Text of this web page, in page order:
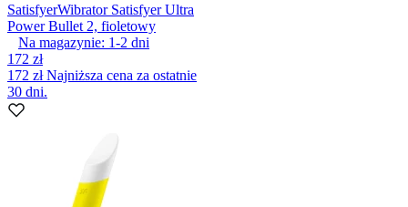
SatisfyerWibrator Satisfyer Ultra
Power Bullet 2, fioletowy
Na magazynie: 1-2 dni
172 zł
172 złNajniższa cena za ostatnie
30 dni.